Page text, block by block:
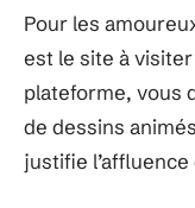
Pour les
est le site à
plateforme, vous
de dessins
justifie